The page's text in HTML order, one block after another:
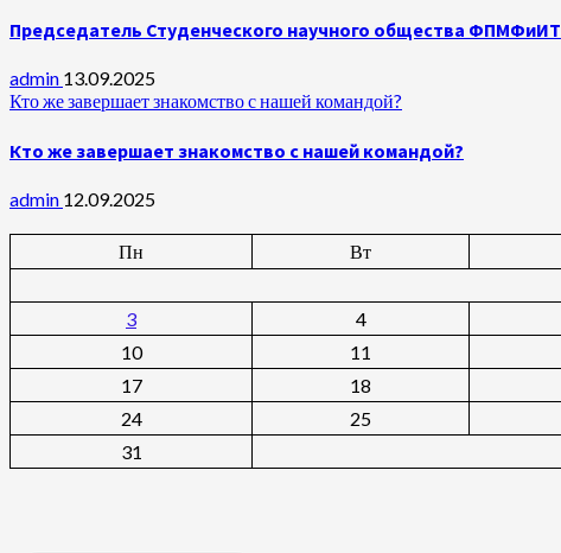
Председатель Студенческого научного общества ФПМФиИТ
admin 13.09.2025
Кто же завершает знакомство с нашей командой?
Кто же завершает знакомство с нашей командой?
admin 12.09.2025
Пн
Вт
3
4
10
11
17
18
24
25
31